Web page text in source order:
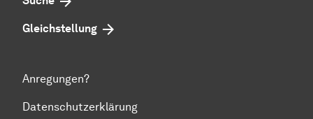
Gleichstellung
Anregungen?
Datenschutzerklärung